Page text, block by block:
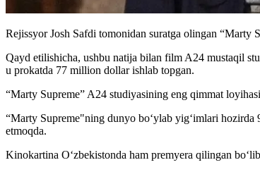
Rejissyor Josh Safdi tomonidan suratga olingan “Marty
Qayd etilishicha, ushbu natija bilan film A24 mustaqil
u prokatda 77 million dollar ishlab topgan.
“Marty Supreme” A24 studiyasining eng qimmat
“Marty Supreme"ning dunyo bo‘ylab yig‘imlari
etmoqda.
Kinokartina Oʻzbekistonda ham premyera qilingan